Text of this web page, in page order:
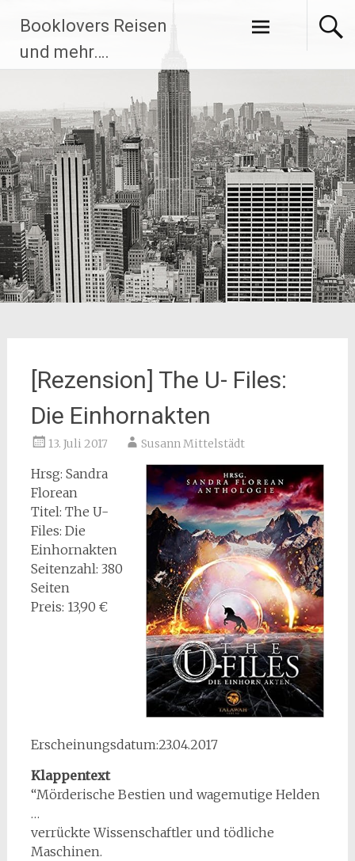
Inhalt
springen
Booklovers Reisen
und mehr….
[Rezension] The U- Files:
Die Einhornakten
13. Juli 2017 Susann Mittelstädt
Hrsg: Sandra
Florean
Titel: The U-
Files: Die
Einhornakten
Seitenzahl: 380
Seiten
Preis: 13,90 €
Erscheinungsdatum:23.04.2017
Klappentext
“Mörderische Bestien und wagemutige Helden
…
verrückte Wissenschaftler und tödliche
Maschinen.